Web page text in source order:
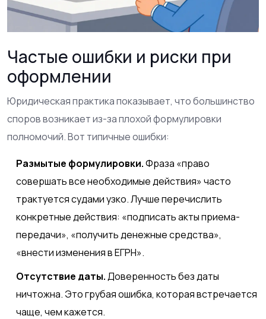
Частые ошибки и риски при
оформлении
Юридическая практика показывает, что большинство
споров возникает из-за плохой формулировки
полномочий. Вот типичные ошибки:
Размытые формулировки.Фраза «право
совершать все необходимые действия» часто
трактуется судами узко. Лучше перечислить
конкретные действия: «подписать акты приема-
передачи», «получить денежные средства»,
«внести изменения в ЕГРН».
Отсутствие даты.Доверенность без даты
ничтожна. Это грубая ошибка, которая встречается
чаще, чем кажется.